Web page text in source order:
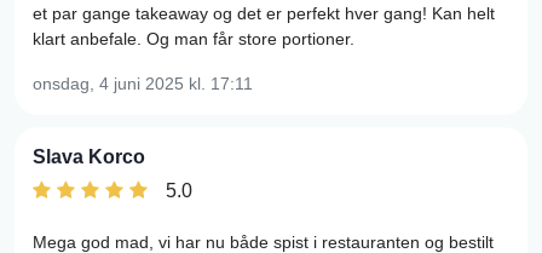
et par gange takeaway og det er perfekt hver gang! Kan helt
klart anbefale. Og man får store portioner.
onsdag, 4 juni 2025 kl. 17:11
Slava Korco
5.0
Mega god mad, vi har nu både spist i restauranten og bestilt